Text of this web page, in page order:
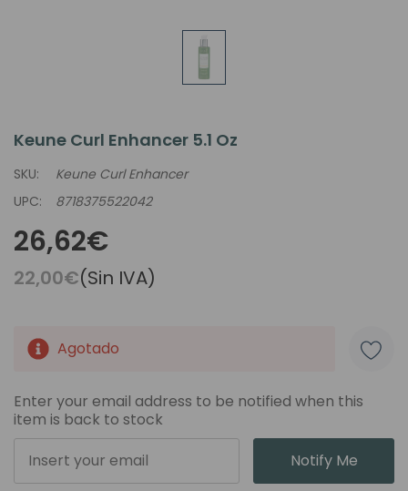
Keune Curl Enhancer 5.1 Oz
SKU:
Keune Curl Enhancer
UPC:
8718375522042
26,62€
22,00€(Sin IVA)
UnidadesAgotado
Enter your email address to be notified when this
item is back to stock
Notify Me